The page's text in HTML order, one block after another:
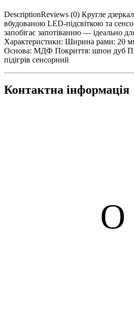
DescriptionReviews (0) Кругле
вбудованою LED-підсвіткою та
запобігає запотіванню — ідеально
Характеристики: Ширина рами: 20
Основа: МДФ Покриття: шпон дуб
підігрів сенсорний
Контактна інформація
О